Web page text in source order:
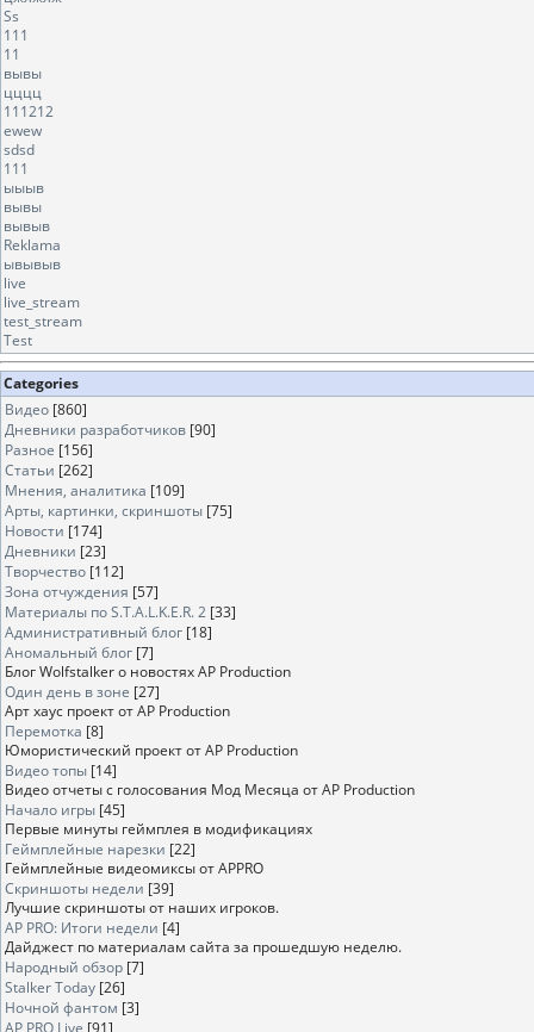
Ss
111
11
вывы
цццц
111212
ewew
sdsd
111
ыыыв
вывы
вывыв
Reklama
ывывыв
live
live_stream
test_stream
Test
Categories
Видео [860]
Дневники разработчиков [90]
Разное [156]
Статьи [262]
Мнения, аналитика [109]
Арты, картинки, скриншоты [75]
Новости [174]
Дневники [23]
Творчество [112]
Зона отчуждения [57]
Материалы по S.T.A.L.K.E.R. 2 [33]
Административный блог [18]
Аномальный блог [7]
Блог Wolfstalker о новостях AP Production
Один день в зоне [27]
Арт хаус проект от AP Production
Перемотка [8]
Юмористический проект от AP Production
Видео топы [14]
Видео отчеты с голосования Мод Месяца от AP Production
Начало игры [45]
Первые минуты геймплея в модификациях
Геймплейные нарезки [22]
Геймплейные видеомиксы от APPRO
Скриншоты недели [39]
Лучшие скриншоты от наших игроков.
AP PRO: Итоги недели [4]
Дайджест по материалам сайта за прошедшую неделю.
Народный обзор [7]
Stalker Today [26]
Ночной фантом [3]
AP PRO Live [91]